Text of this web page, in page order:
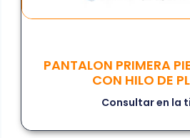
PANTALON PRIMERA
CON HILO DE
Consultar en la